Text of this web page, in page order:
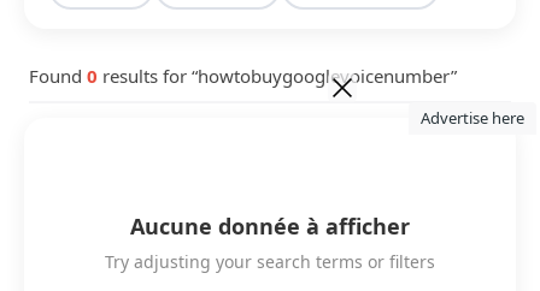
Found 0 results for “howtobuygooglevoicenumber”
Aucune donnée à afficher
Try adjusting your search terms or filters
Advertise here